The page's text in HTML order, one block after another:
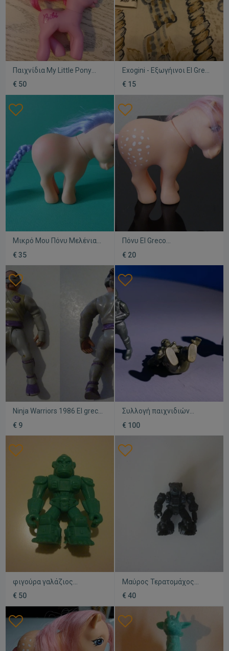
Παιχνίδια My Little Pony
Bibi El Greco
αμεταχείριστο, δεκαετία
€ 50
Exogini - Εξωγήινοι El Greco
μεταχειρισμένα,
συλλεκτικά
€ 15
Μικρό Μου Πόνυ Μελένια
€ 35
Πόνυ El Greco
δεκαετίας του '80
€ 20
Ninja Warriors 1986 El greco
Hasbro Scorpia
μεταχειρισμένη φιγούρα
€ 9
Συλλογή παιχνιδιών
μεταχειρισμένη Lucky Cup
& El Greco
€ 100
φιγούρα γαλάζιος
τερατομάχος πίθηκος
Battle Beast El Greco
€ 50
Μαύρος Τερατομάχος
Αχέρων Ο Εκτελεστής
Battle Beast El Greco
μεταχειρισμένο
€ 40